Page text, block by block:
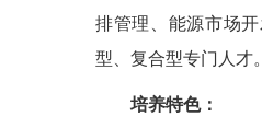
排管理、能源市场
型、复合型专门人才。
培养特色：